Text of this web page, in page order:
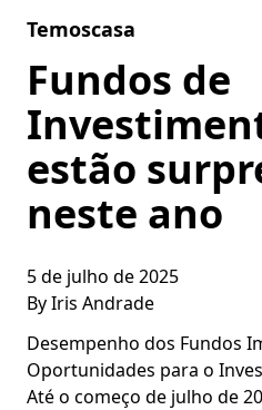
Temoscasa
Fundos de
estão
neste ano
5 de julho de 2025
ByIris Andrade
Desempenho dos Fundos
Oportunidades para o
Até o começo de julho de